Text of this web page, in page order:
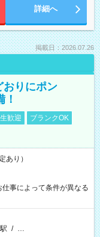
詳細へ
掲載日：2026.07.26
おりにポン
歓迎
ブランクOK
り）
事によって条件が異なる
/ …